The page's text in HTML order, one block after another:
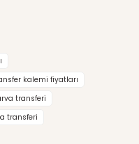
kalemi fiyatları
transferi
transferi